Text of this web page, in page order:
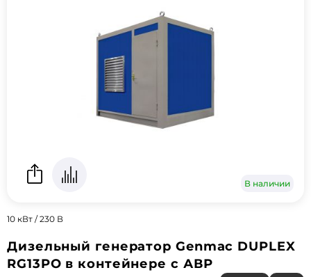
В наличии
10 кВт / 230 В
Дизельный генератор Genmac DUPLEX
RG13PO в контейнере с АВР